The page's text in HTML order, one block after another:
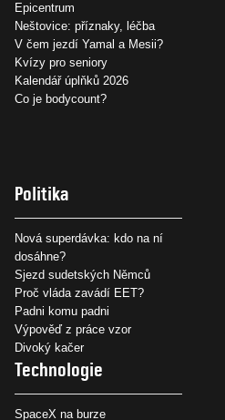
Epicentrum
Neštovice: příznaky, léčba
V čem jezdí Yamal a Mesii?
Kvízy pro seniory
Kalendář úplňků 2026
Co je bodycount?
Politika
Nová superdávka: kdo na ní
dosáhne?
Sjezd sudetských Němců
Proč vláda zavádí EET?
Padni komu padni
Výpověď z práce vzor
Divoký kačer
Technologie
SpaceX na burze